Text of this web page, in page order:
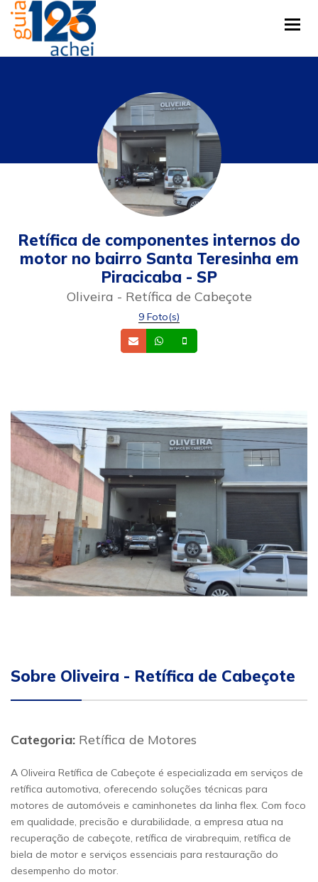
Retífica de componentes internos do
motor no bairro Santa Teresinha em
Piracicaba - SP
Oliveira - Retífica de Cabeçote
9 Foto(s)
Email Whatsapp
Sobre Oliveira - Retífica de Cabeçote
Categoria: Retífica de Motores
A Oliveira Retífica de Cabeçote é especializada em serviços de
retífica automotiva, oferecendo soluções técnicas para
motores de automóveis e caminhonetes da linha flex. Com foco
em qualidade, precisão e durabilidade, a empresa atua na
recuperação de cabeçote, retífica de virabrequim, retífica de
biela de motor e serviços essenciais para restauração do
desempenho do motor.